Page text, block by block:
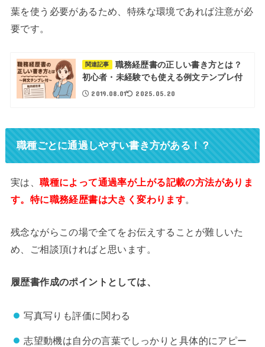
葉を使う必要があるため、特殊な環境であれば注意が必
要です。
関連記事
職務経歴書の正しい書き方とは？
初心者・未経験でも使える例文テンプレ付
2019.08.01 2025.05.20
職種ごとに通過しやすい書き方がある！？
実は、職種によって通過率が上がる記載の方法がありま
す。特に職務経歴書は大きく変わります
残念ながらこの場で全てをお伝えすることが難しいた
め、ご相談頂ければと思います。
履歴書作成のポイント としては、
写真写りも評価に関わる
志望動機は自分の言葉でしっかりと具体的にアピー